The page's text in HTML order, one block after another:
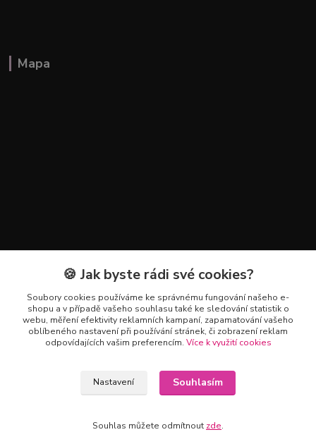
Mapa
Kontakty
+420 602 223 614
info@zahradnictvipetro.cz
🍪 Jak byste rádi své cookies?
Soubory cookies používáme ke správnému fungování našeho e-
shopu a v případě vašeho souhlasu také ke sledování statistik o
webu, měření efektivity reklamních kampaní, zapamatování vašeho
oblíbeného nastavení při používání stránek, či zobrazení reklam
odpovídajících vašim preferencím. Více k využití cookies
Nastavení Souhlasím
Souhlas můžete odmítnout zde.